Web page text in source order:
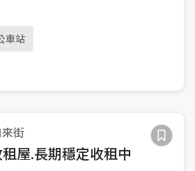
車站
街
屋.長期穩定收租中